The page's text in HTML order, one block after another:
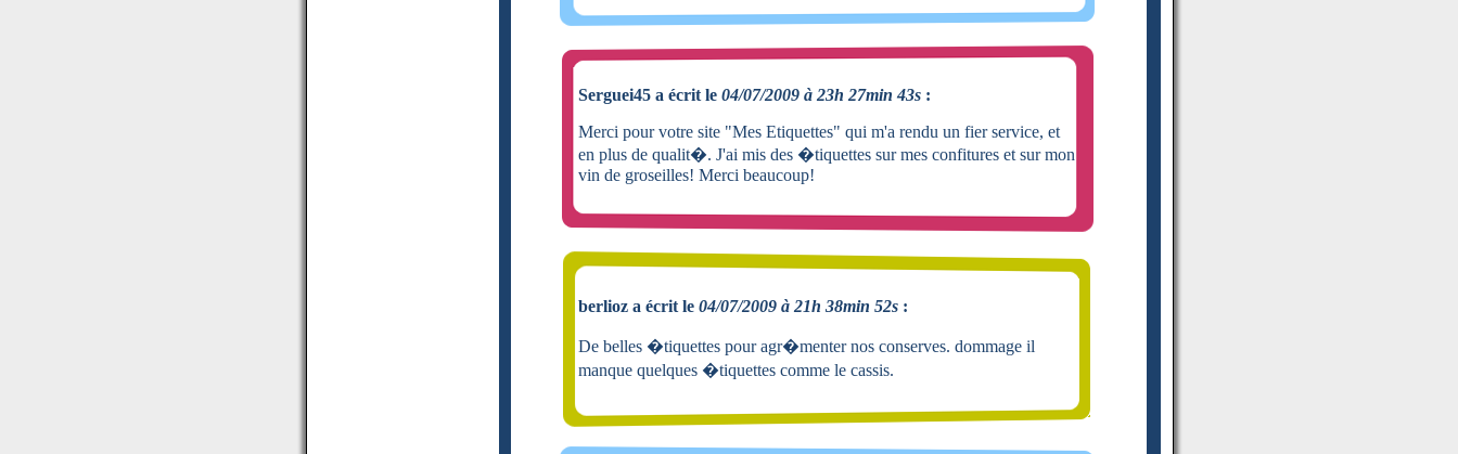
Serguei45 a écrit le 04/07/2009 à 23h 27min 43s :
Merci pour votre site "Mes Etiquettes" qui m'a rendu un fier service, et
en plus de qualit�. J'ai mis des �tiquettes sur mes confitures et sur mon
vin de groseilles! Merci beaucoup!
berlioz a écrit le 04/07/2009 à 21h 38min 52s :
De belles �tiquettes pour agr�menter nos conserves. dommage il
manque quelques �tiquettes comme le cassis.